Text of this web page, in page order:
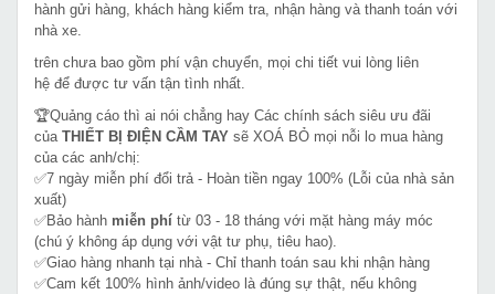
hành gửi hàng, khách hàng kiểm tra, nhận hàng và thanh toán với
nhà xe.
trên chưa bao gồm phí vận chuyển, mọi chi tiết vui lòng liên
hệ để được tư vấn tận tình nhất.
🏆Quảng cáo thì ai nói chẳng hay Các chính sách siêu ưu đãi
của THIẾT BỊ ĐIỆN CẦM TAY sẽ XOÁ BỎ mọi nỗi lo mua hàng
của các anh/chị:
✅7 ngày miễn phí đổi trả - Hoàn tiền ngay 100% (Lỗi của nhà sản
xuất)
✅Bảo hành miễn phí từ 03 - 18 tháng với mặt hàng máy móc
(chú ý không áp dụng với vật tư phụ, tiêu hao).
✅Giao hàng nhanh tại nhà - Chỉ thanh toán sau khi nhận hàng
✅Cam kết 100% hình ảnh/video là đúng sự thật, nếu không